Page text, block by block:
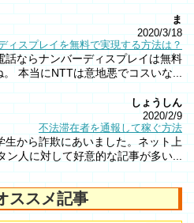
ま
2020/3/18
ィスプレイを無料で実現する方法は？
ならナンバーディスプレイは無料
。 本当にNTTは意地悪でコスいな...
しょうしん
2020/2/9
不法滞在者を通報して稼ぐ方法
から詐欺にあいました。ネット上
ン人に対して好意的な記事が多い...
ススメ記事